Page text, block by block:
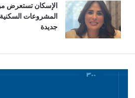
الإسكان تستعرض
جديدة